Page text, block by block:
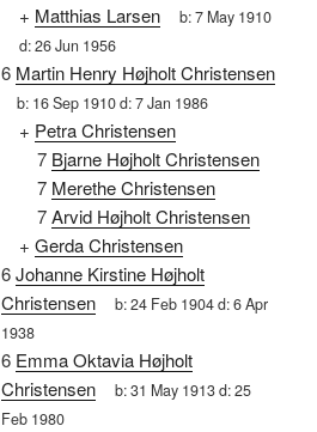
+ Matthias Larsen b:7 May 1910
d:26 Jun 1956
6 Martin Henry Højholt Christensen
b: 16 Sep 1910d:7 Jan 1986
+ Petra Christensen
7 Bjarne Højholt Christensen
7 Merethe Christensen
7Arvid Højholt Christensen
+ Gerda Christensen
6Johanne Kirstine Højholt
Christensen
b:24 Feb 1904d:6 Apr
1938
6 Emma Oktavia Højholt
Christensen
b:31 May 1913d:25
Feb 1980